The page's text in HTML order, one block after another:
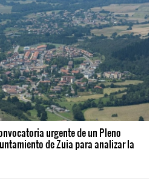
urgente de un Pleno
de Zuia para analizar la